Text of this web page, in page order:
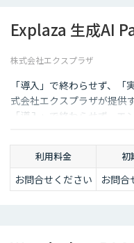
Explaza 生成AI
株式会社エクスプラザ
「導入」で終わらせず、
式会社エクスプラザが提供
「導入」で終わらせず、エ
伴走支援します。戦略立案
で、一貫した支援で事業成
利用料金 初
お問合せください お問合